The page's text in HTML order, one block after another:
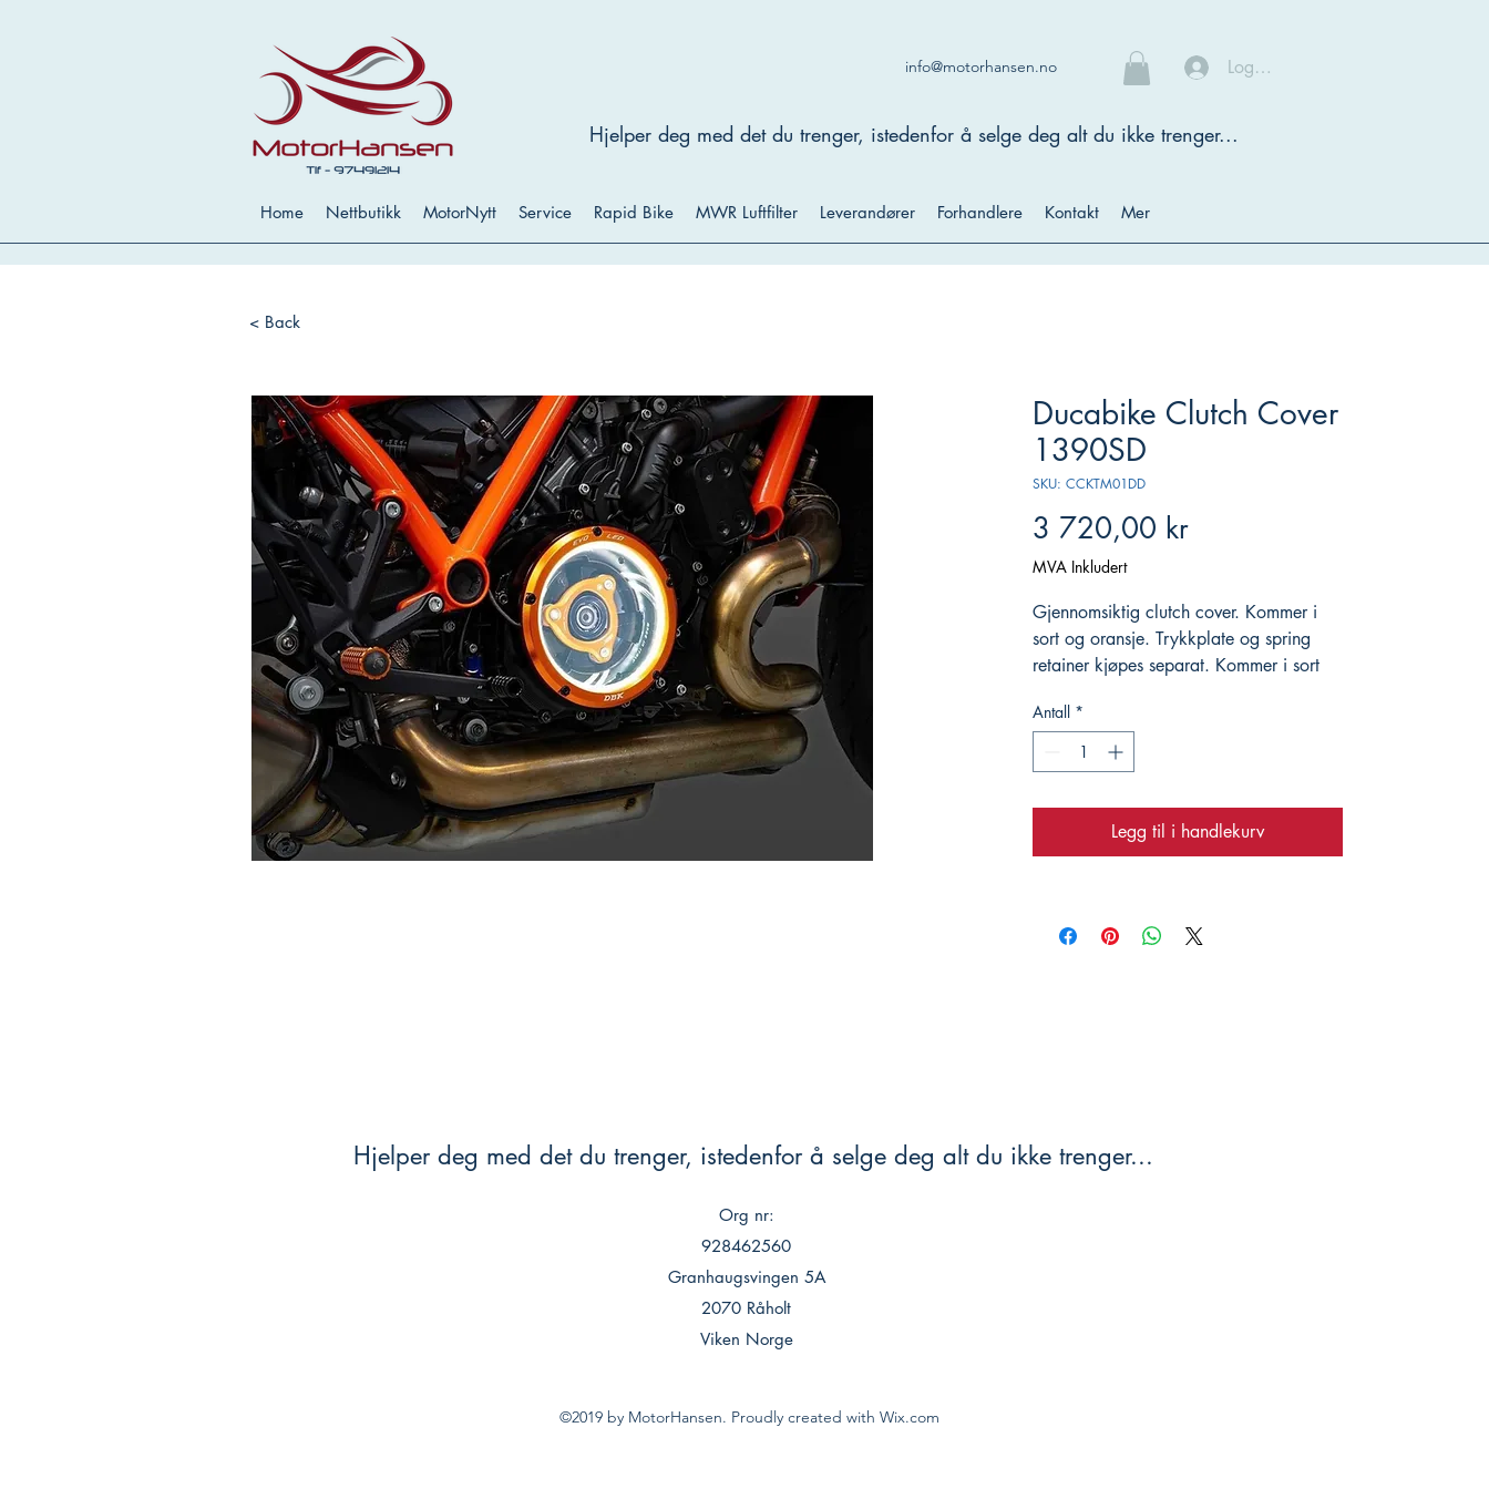
info@motorhansen.no Logg inn
Hjelper deg med det du trenger, istedenfor å selge deg alt du ikke trenger...
Home Nettbutikk MotorNytt Service Rapid Bike MWR Luftfilter Leverandører Forhandlere Kontakt Mer
< Back
Ducabike Clutch Cover
1390SD
SKU: CCKTM01DD
3 720,00 krPris
MVA Inkludert
Gjennomsiktig clutch cover. Kommer i
sort og oransje. Trykkplate og spring
retainer kjøpes separat. Kommer i sort
Antall *
Legg til i handlekurv
Hjelper deg med det du trenger, istedenfor å selge deg alt du ikke trenger...
Org nr:
928462560
Granhaugsvingen 5A
2070 Råholt
Viken Norge
©2019 by MotorHansen. Proudly created with Wix.com